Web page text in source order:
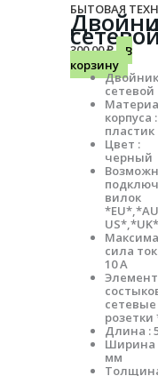
БЫТОВАЯ
сетевой
300.00₽
В
корзину
Двойник
сетевой
корпуса :
пластик
Цвет :
черный
вилок
US*,*UK*
сила
10 А
сетевые
Длина :
Ширина
мм